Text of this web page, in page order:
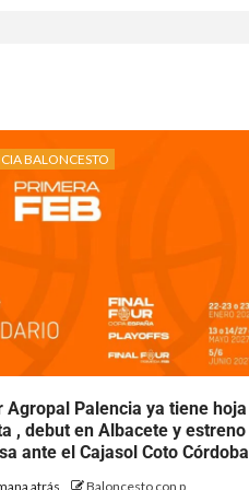
BALONCESTO
Agropal Palencia ya tiene hoja
, debut en Albacete y estreno
ante el Cajasol Coto Córdoba
atrás Baloncesto con p